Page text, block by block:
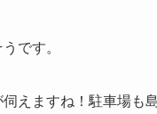
です。
えますね！駐車場も